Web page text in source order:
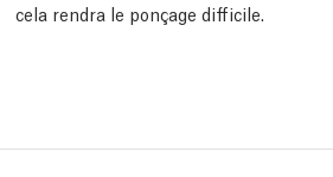
cela rendra le ponçage difficile.